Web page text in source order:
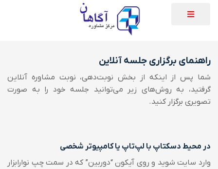
راهنمای برگزاری جلسه آنلاین
شما پس از اینکه از بخش نوبت‌دهی، نوبت مشاوره آنلاین
گرفتید، به روش‌های زیر می‌توانید جلسه خود را به صورت
تصویری برگزار کنید.
در محیط دسکتاپ با لپ‌تاپ یا کامپیوتر شخصی
وارد سایت شوید و روی آیکون “دوربین” که در سمت چپ نوارابزار